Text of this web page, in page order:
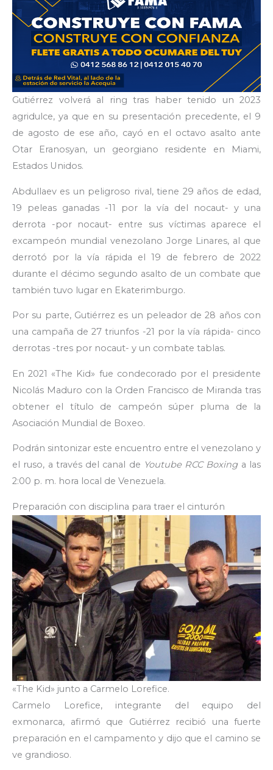
Gutiérrez volverá al ring tras haber tenido un 2023
agridulce, ya que en su presentación precedente, el 9
de agosto de ese año, cayó en el octavo asalto ante
Otar Eranosyan, un georgiano residente en Miami,
Estados Unidos.
Abdullaev es un peligroso rival, tiene 29 años de edad,
19 peleas ganadas -11 por la vía del nocaut- y una
derrota -por nocaut- entre sus víctimas aparece el
excampeón mundial venezolano Jorge Linares, al que
derrotó por la vía rápida el 19 de febrero de 2022
durante el décimo segundo asalto de un combate que
también tuvo lugar en Ekaterimburgo.
Por su parte, Gutiérrez es un peleador de 28 años con
una campaña de 27 triunfos -21 por la vía rápida- cinco
derrotas -tres por nocaut- y un combate tablas.
En 2021 «The Kid» fue condecorado por el presidente
Nicolás Maduro con la Orden Francisco de Miranda tras
obtener el título de campeón súper pluma de la
Asociación Mundial de Boxeo.
Podrán sintonizar este encuentro entre el venezolano y
el ruso, a través del canal de Youtube RCC Boxinga las
2:00 p. m. hora local de Venezuela.
Preparación con disciplina para traer el cinturón
«The Kid» junto a Carmelo Lorefice.
Carmelo Lorefice, integrante del equipo del
exmonarca, afirmó que Gutiérrez recibió una fuerte
preparación en el campamento y dijo que el camino se
ve grandioso.